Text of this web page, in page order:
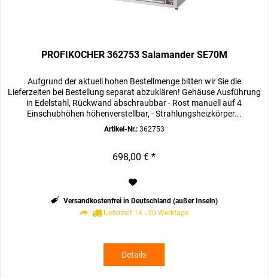
PROFIKOCHER 362753 Salamander SE70M
Aufgrund der aktuell hohen Bestellmenge bitten wir Sie die
Lieferzeiten bei Bestellung separat abzuklären! Gehäuse Ausführung
in Edelstahl, Rückwand abschraubbar - Rost manuell auf 4
Einschubhöhen höhenverstellbar, - Strahlungsheizkörper...
Artikel-Nr.:362753
698,00 € *
Versandkostenfrei in Deutschland (außer Inseln)
Lieferzeit 14 - 20 Werktage
Details